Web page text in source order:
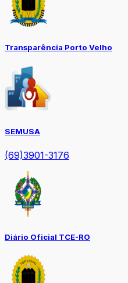
Transparência Porto Velho
SEMUSA
(69)3901-3176
Diário Oficial TCE-RO